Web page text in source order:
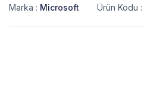
Marka : Microsoft Ürün Kodu :